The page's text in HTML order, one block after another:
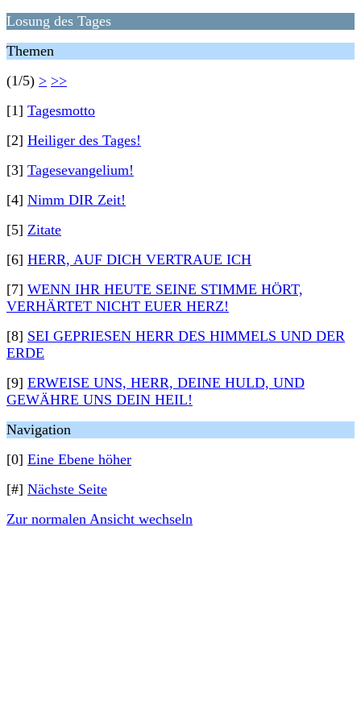
Losung des Tages
Themen
(1/5) > >>
[1] Tagesmotto
[2] Heiliger des Tages!
[3] Tagesevangelium!
[4] Nimm DIR Zeit!
[5] Zitate
[6] HERR, AUF DICH VERTRAUE ICH
[7] WENN IHR HEUTE SEINE STIMME HÖRT,
VERHÄRTET NICHT EUER HERZ!
[8] SEI GEPRIESEN HERR DES HIMMELS UND DER
ERDE
[9] ERWEISE UNS, HERR, DEINE HULD, UND
GEWÄHRE UNS DEIN HEIL!
Navigation
[0] Eine Ebene höher
[#] Nächste Seite
Zur normalen Ansicht wechseln